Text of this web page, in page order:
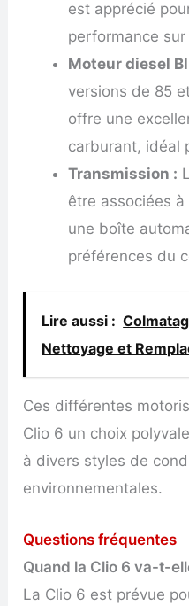
est apprécié
performance sur
Moteur diesel
versions de 85
offre une
carburant, idéal
Transmission :
être associées
une boîte
préférences du
Lire aussi :
Nettoyage et
Ces différentes
Clio 6 un choix
à divers styles de
environnementales.
Questions fréquentes
Quand la Clio 6 va-t-
La Clio 6 est prévue